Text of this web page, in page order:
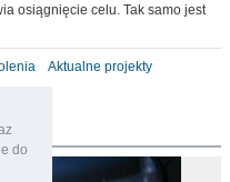
do
osiągnięcie celu. Tak samo jest
Aktualne projekty